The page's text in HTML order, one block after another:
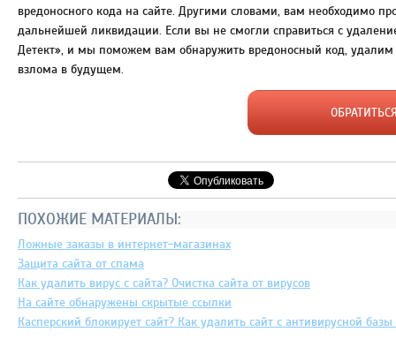
вредоносного кода на сайте. Другими словами, вам необходимо
дальнейшей ликвидации. Если вы не смогли справиться с
Детект», и мы поможем вам обнаружить вредоносный код,
взлома в будущем.
ПОХОЖИЕ МАТЕРИАЛЫ:
Ложные заказы в интернет-магазинах
Защита сайта от спама
Как удалить вирус с сайта? Очистка сайта от вирусов
На сайте обнаружены скрытые ссылки
Касперский блокирует сайт? Как удалить сайт с антивирусной базы